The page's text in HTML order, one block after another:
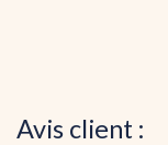
Avis client :